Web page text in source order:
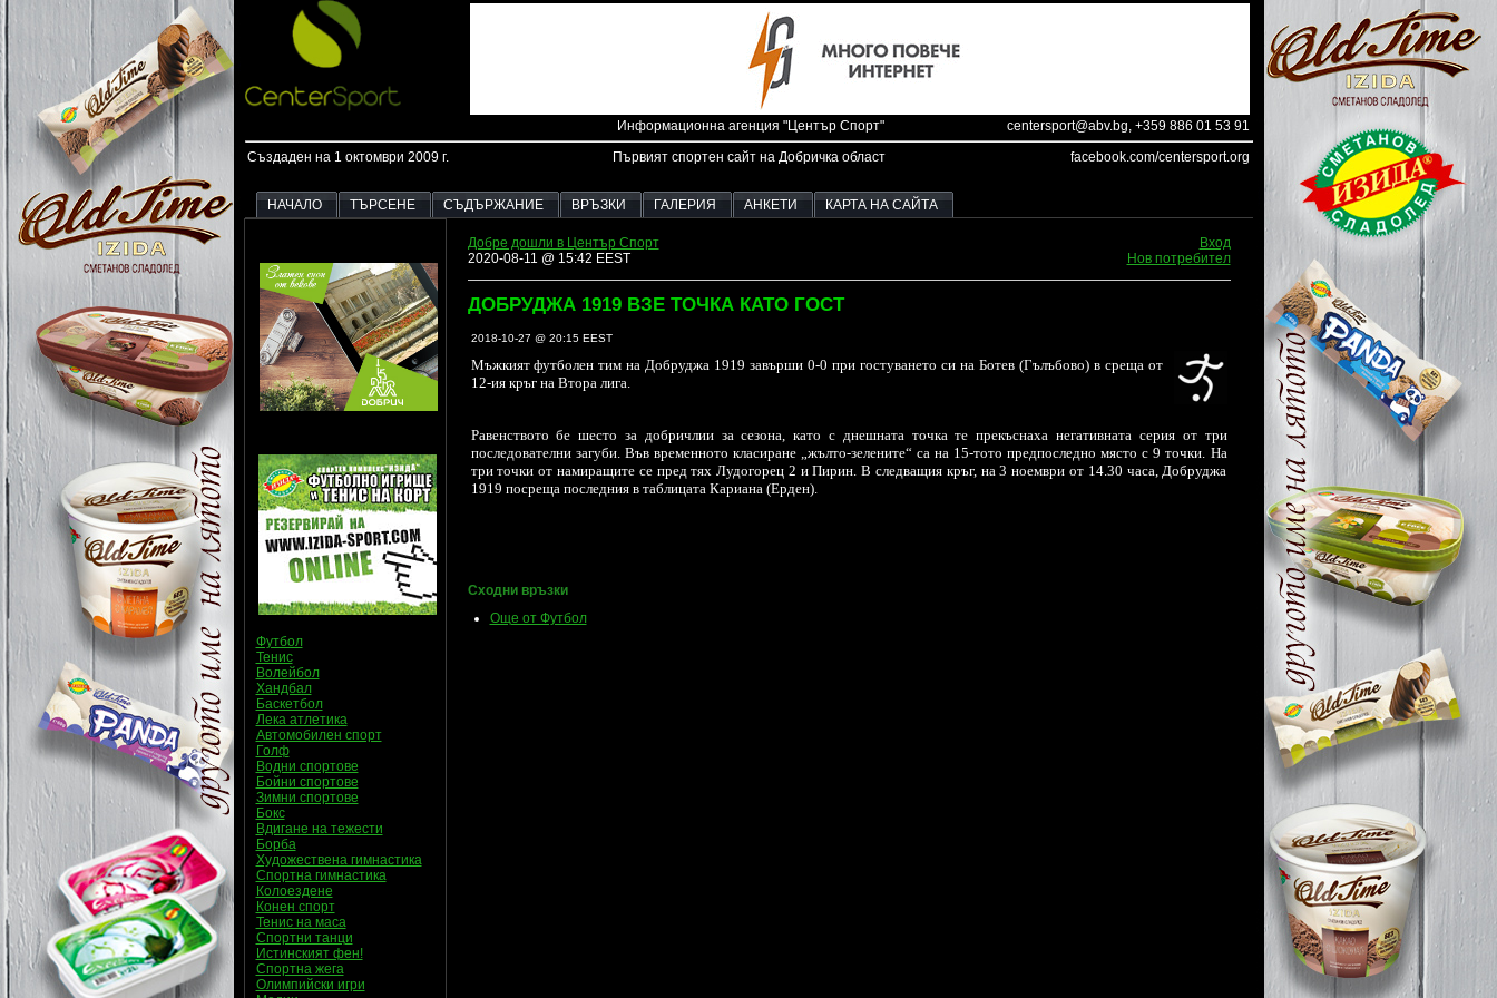
Информационна агенция "Център Спорт" centersport@abv.bg, +359 886 01 53 91
Създаден на 1 октомври 2009 г. Първият спортен сайт на Добричка област facebook.com/centersport.org
НАЧАЛО ТЪРСЕНЕ СЪДЪРЖАНИЕ ВРЪЗКИ ГАЛЕРИЯ АНКЕТИ КАРТА НА САЙТА
Вход
Нов потребител
Добре дошли в Център Спорт
2020-08-11 @ 15:42 EEST
ДОБРУДЖА 1919 ВЗЕ ТОЧКА КАТО ГОСТ
2018-10-27 @ 20:15 EEST
Мъжкият футболен тим на Добруджа 1919 завърши 0-0 при гостуването си на Ботев (Гълъбово) в среща от
12-ия кръг на Втора лига.
Равенството бе шесто за добричлии за сезона, като с днешната точка те прекъснаха негативната серия от три
последователни загуби. Във временното класиране „жълто-зелените“ са на 15-тото предпоследно място с 9 точки. На
три точки от намиращите се пред тях Лудогорец 2 и Пирин. В следващия кръг, на 3 ноември от 14.30 часа, Добруджа
1919 посреща последния в таблицата Кариана (Ерден).
Сходни връзки
Още от Футбол
Футбол
Тенис
Волейбол
Хандбал
Баскетбол
Лека атлетика
Автомобилен спорт
Голф
Водни спортове
Бойни спортове
Зимни спортове
Бокс
Вдигане на тежести
Борба
Художествена гимнастика
Спортна гимнастика
Колоездене
Конен спорт
Тенис на маса
Спортни танци
Истинският фен!
Спортна жега
Олимпийски игри